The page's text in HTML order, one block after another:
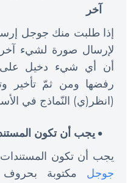
آخر
إذا طلبت منك جوجل
لإرسال صورة لشيء آخر
أن أي شيء دخيل
رفضها ومن ثمّ تأخير
(انظر(ي) النّماذج في
يجب أن تكون
يجب أن تكون المستندات
جوجل مكتوبة بحروف